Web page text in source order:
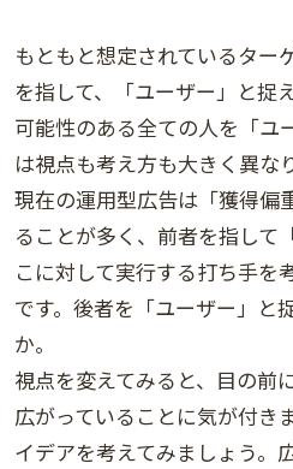
もともと想定されているター
を指して、「ユーザー」と捉
可能性のある全ての人を「ユ
は視点も考え方も大きく異な
現在の運用型広告は「獲得偏
ることが多く、前者を指して
こに対して実行する打ち手を
です。後者を「ユーザー」と
か。
視点を変えてみると、目の前
広がっていることに気が付き
イデアを考えてみましょう。